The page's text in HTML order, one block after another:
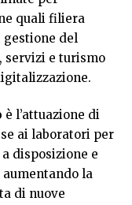
quali filiera
del
servizi e turismo
è l’attuazione di
ai laboratori per
disposizione e
la
di nuove